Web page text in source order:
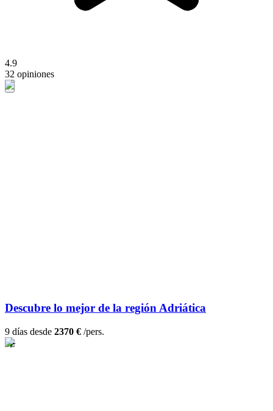
4.9
32 opiniones
Descubre lo mejor de la región Adriática
9 días desde 2370 € /pers.